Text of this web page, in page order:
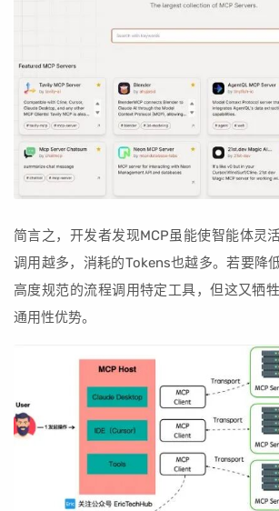
简言之，开发者发现MCP虽能使智能体灵
调用越多，消耗的Tokens也越多。若要降
高度规范的流程调用特定工具，但这又牺
通用性优势。